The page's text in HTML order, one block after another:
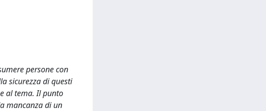
persone con
sicurezza di questi
al tema. Il punto
mancanza di un